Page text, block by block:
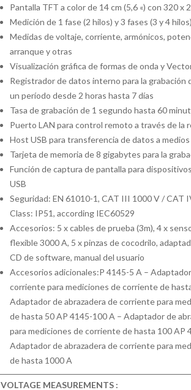
Pantalla TFT a color de 14 cm (5,6 «) con 320 x
Medición de 1 fase (2 hilos) y 3 fases (3 y 4 hilos)
Medidas de voltaje, corriente, armónicos,
arranque y otras
Visualización gráfica de formas de onda y
Registrador de datos interno para la
un período desde 2 horas hasta 7 días
Tasa de grabación de 1 segundo hasta 60
Puerto LAN para control remoto a través de la
Host USB para transferencia de datos a medios
Tarjeta de memoria de 8 gigabytes para la
Función de captura de pantalla para
USB
Seguridad: EN 61010-1, CAT III 1000 V / CAT
Class: IP51, according IEC60529
Accesorios: 5 x cables de prueba (3m), 4 x
flexible 3000 A, 5 x pinzas de cocodrilo,
CD de software, manual del usuario
Accesorios adicionales:P 4145-5 A –
corriente para mediciones de corriente de
Adaptador de abrazadera de corriente para
de hasta 50 AP 4145-100 A – Adaptador de
para mediciones de corriente de hasta 100 AP
Adaptador de abrazadera de corriente para
de hasta 1000 A
VOLTAGE MEASUREMENTS :